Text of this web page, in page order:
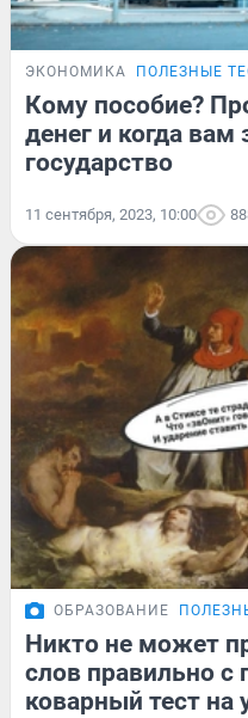
ЭКОНОМИКА ПОЛЕЗНЫЕ
Кому пособие?
денег и когда вам
государство
11 сентября, 2023, 10:00
ОБРАЗОВАНИЕ
Никто не может
слов правильно с
коварный тест на